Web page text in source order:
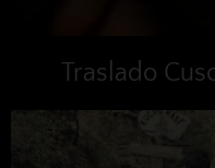
Traslado